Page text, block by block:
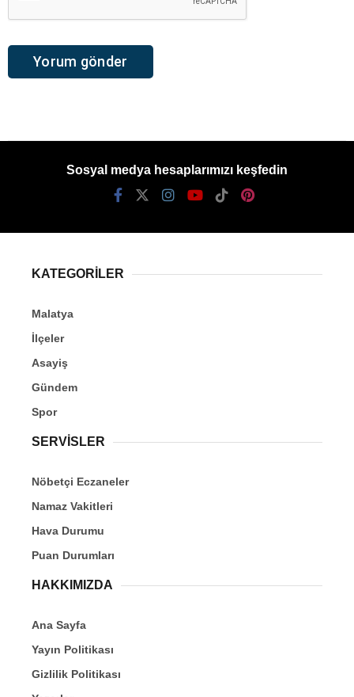
Sosyal medya hesaplarımızı keşfedin
KATEGORİLER
Malatya
İlçeler
Asayiş
Gündem
Spor
SERVİSLER
Nöbetçi Eczaneler
Namaz Vakitleri
Hava Durumu
Puan Durumları
HAKKIMIZDA
Ana Sayfa
Yayın Politikası
Gizlilik Politikası